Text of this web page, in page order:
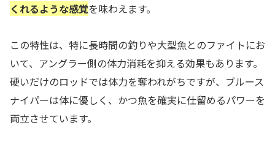
くれるような感覚を味わえます。
この特性は、特に長時間の釣りや大型魚とのファイトにお
いて、アングラー側の体力消耗を抑える効果もあります。
硬いだけのロッドでは体力を奪われがちですが、ブルース
ナイパーは体に優しく、かつ魚を確実に仕留めるパワーを
両立させています。